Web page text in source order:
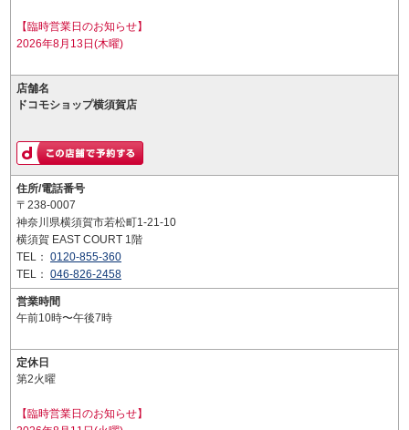
【臨時営業日のお知らせ】
2026年8月13日(木曜)
店舗名
ドコモショップ横須賀店
住所/電話番号
〒238-0007
神奈川県横須賀市若松町1-21-10
横須賀 EAST COURT 1階
TEL： 0120-855-360
TEL： 046-826-2458
営業時間
午前10時〜午後7時
定休日
第2火曜
【臨時営業日のお知らせ】